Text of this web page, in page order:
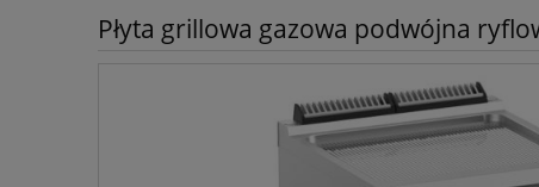
Płyta grillowa gazowa podwójna